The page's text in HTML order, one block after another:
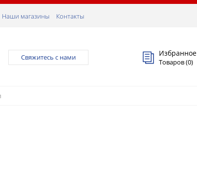
Наши магазины Контакты
Свяжитесь с нами Избранное
Товаров (0)